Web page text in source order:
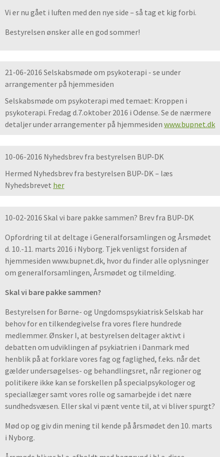
Vi er nu gået i luften med den nye side – så tag et kig forbi.
Bestyrelsen ønsker alle en god sommer!
21-06-2016 Selskabsmøde om psykoterapi - se under
arrangementer på hjemmesiden
Selskabsmøde om psykoterapi med temaet: Kroppen i
psykoterapi. Fredag d.7.oktober 2016 i Odense. Se de nærmere
detaljer under arrangementer på hjemmesiden www.bupnet.dk
10-06-2016 Nyhedsbrev fra bestyrelsen BUP-DK
Hermed Nyhedsbrev fra bestyrelsen BUP-DK – læs
Nyhedsbrevet her
10-02-2016 Skal vi bare pakke sammen? Brev fra BUP-DK
Opfordring til at deltage i Generalforsamlingen og Årsmødet
d. 10.-11. marts 2016 i Nyborg. Tjek venligst forsiden af
hjemmesiden www.bupnet.dk, hvor du finder alle oplysninger
om generalforsamlingen, Årsmødet og tilmelding.
Skal vi bare pakke sammen?
Bestyrelsen for Børne- og Ungdomspsykiatrisk Selskab har
behov for en tilkendegivelse fra vores flere hundrede
medlemmer. Ønsker I, at bestyrelsen deltager aktivt i
debatten om udviklingen af psykiatrien i Danmark med
henblik på at forklare vores fag og faglighed, f.eks. når det
gælder undersøgelses- og behandlingsret, når regioner og
politikere ikke kan se forskellen på specialpsykologer og
speciallæger samt vores rolle og samarbejde i det nære
sundhedsvæsen. Eller skal vi pænt vente til, at vi bliver spurgt?
Mød op og giv din mening til kende på årsmødet den 10. marts
i Nyborg.